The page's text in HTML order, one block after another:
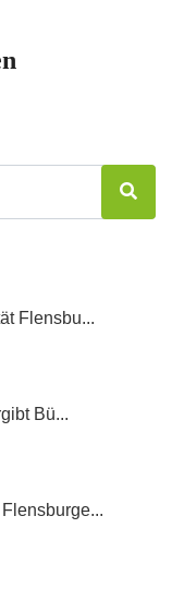
Flensbu...
Bü...